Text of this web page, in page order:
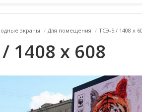
экраны / Для помещения / ТСЭ-5 / 1408 x
1408 x 608